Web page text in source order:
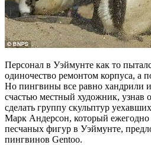
Персонал в Уэймунте как то
одиночество ремонтом корпуса, а
Но пингвины все равно хандрили
счастью местный художник, узнав
сделать группу скульптур
Марк Андерсон, который ежегодно
песчаных фигур в Уэймунте,
пингвинов Gentoo.